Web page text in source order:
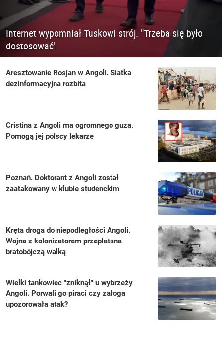
Internet wypomniał Tuskowi strój. "Trzeba się było
dostosować"
Aresztowanie Rosjan w Angoli. Siatka
dezinformacyjna rozbita
Cristina z Angoli ma ogromnego guza.
Pomogą jej polscy lekarze
Poznań. Doktorant z Angoli został
zaatakowany w klubie studenckim
Kręta droga do niepodległości Angoli.
Wojna z kolonizatorem przeplatana
bratobójczą walką
Wielki tankowiec "zniknął" u wybrzeży
Angoli. Porwali go piraci czy załoga
upozorowała atak?